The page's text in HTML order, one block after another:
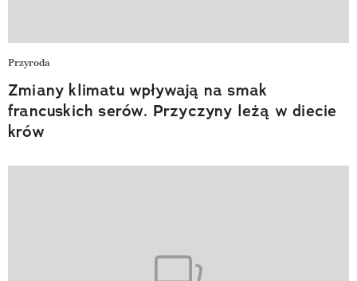
Przyroda
Zmiany klimatu wpływają na smak
francuskich serów. Przyczyny leżą w diecie
krów